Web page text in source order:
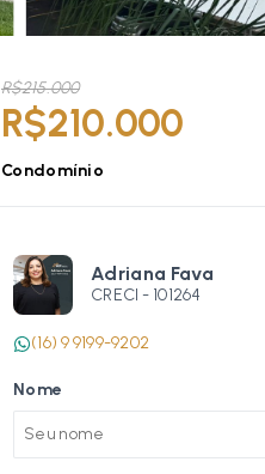
R$215.000
R$210.000
Condomínio
Adriana Fava
CRECI - 101264
(16) 9 9199-9202
Nome